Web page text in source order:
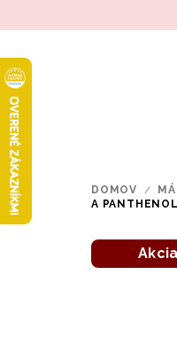
na
DOMOV /
A
Akcia